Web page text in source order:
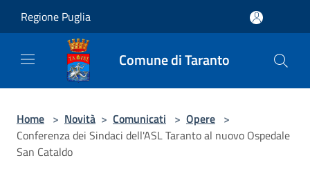
Regione Puglia
Comune di Taranto
Home > Novità > Comunicati > Opere >
Conferenza dei Sindaci dell'ASL Taranto al nuovo Ospedale
San Cataldo